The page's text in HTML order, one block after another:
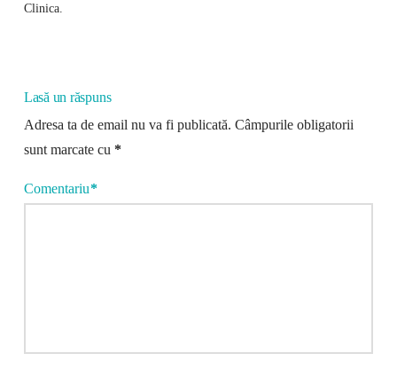
Clinica.
Lasă un răspuns
Adresa ta de email nu va fi publicată. Câmpurile obligatorii
sunt marcate cu *
Comentariu*